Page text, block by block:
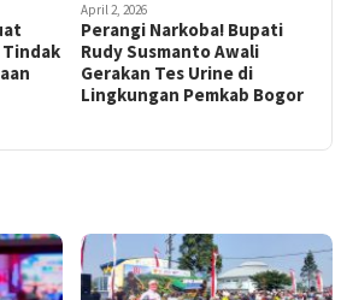
April 2, 2026
Perangi Narkoba! Bupati
Rudy Susmanto Awali
Gerakan Tes Urine di
Lingkungan Pemkab Bogor